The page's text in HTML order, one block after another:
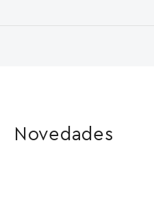
Novedades